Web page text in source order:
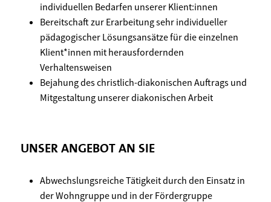
individuellen Bedarfen unserer Klient:innen
Bereitschaft zur Erarbeitung sehr individueller
pädagogischer Lösungsansätze für die einzelnen
Klient*innen mit herausfordernden
Verhaltensweisen
Bejahung des christlich-diakonischen Auftrags und
Mitgestaltung unserer diakonischen Arbeit
UNSER ANGEBOT AN SIE
Abwechslungsreiche Tätigkeit durch den Einsatz in
der Wohngruppe und in der Fördergruppe